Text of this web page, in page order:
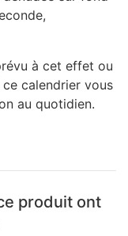
à cet effet ou
calendrier vous
au quotidien.
produit ont